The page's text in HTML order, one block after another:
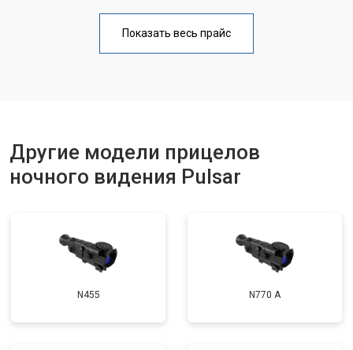
Показать весь прайс
Другие модели прицелов
ночного видения Pulsar
N455 N770 А